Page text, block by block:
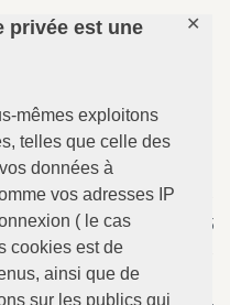
privée est une
mêmes exploitons
telles que celle des
données à
vos adresses IP
( le cas
cookies est de
ainsi que de
sur les publics qui
✕
ci-dessus
par téléphone.
Dozulé: 02.31.73.73.76
N°157 - Le Calvaire, RD 675
14430 ANGERVILLE-Dozulé